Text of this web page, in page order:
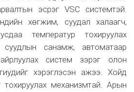
эсрэг VSC системтэй.
хөгжим, суудал халаагч,
температур тохируулах
суудлын санамж, автоматаар
систем зэрэг олон
хэрэглэсэн ажээ. Хойд
тохируулах механизмтай. Арын